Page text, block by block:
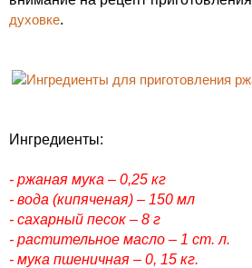
духовке.
Ингредиенты:
- ржаная мука – 0,25 кг
- вода (кипяченая) – 150 мл
- сахарный песок – 8 г
- растительное масло – 1 ст. л.
- мука пшеничная – 0, 15 кг.